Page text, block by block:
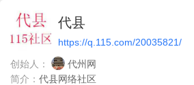
代县
https://q.115.com/20035821/
创始人：
代州网
简介： 代县网络社区